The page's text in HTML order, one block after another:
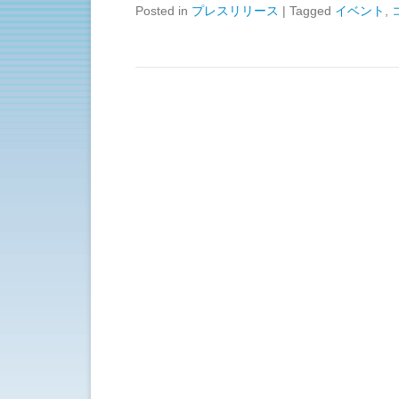
Posted in プレスリリース | Tagged イベント